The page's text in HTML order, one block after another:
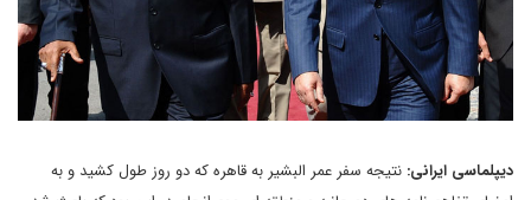
دیپلماسی ایرانی: نتیجه سفر عمر البشیر به قاهره که دو روز طول کشید و به